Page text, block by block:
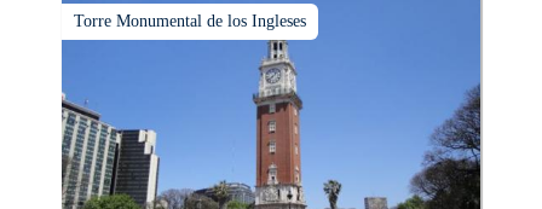
Torre Monumental de los Ingleses